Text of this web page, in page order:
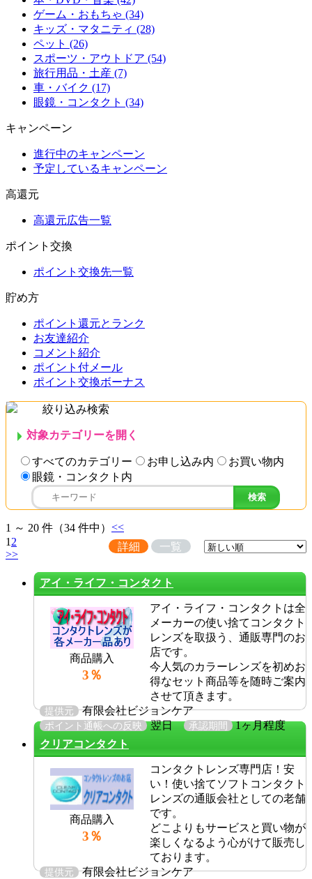
ゲーム・おもちゃ (34)
キッズ・マタニティ (28)
ペット (26)
スポーツ・アウトドア (54)
旅行用品・土産 (7)
車・バイク (17)
眼鏡・コンタクト (34)
キャンペーン
進行中のキャンペーン
予定しているキャンペーン
高還元
高還元広告一覧
ポイント交換
ポイント交換先一覧
貯め方
ポイント還元とランク
お友達紹介
コメント紹介
ポイント付メール
ポイント交換ボーナス
絞り込み検索
対象カテゴリーを開く
すべてのカテゴリー お申し込み内
お買い物内
眼鏡・コンタクト内
1 ～ 20 件（34 件中）
詳細
一覧
<<
1 2
>>
アイ・ライフ・コンタクト
商品購入
3％
アイ・ライフ・コンタクトは全
メーカーの使い捨てコンタクト
レンズを取扱う、通販専門のお
店です。
今人気のカラーレンズを初めお
得なセット商品等を随時ご案内
させて頂きます。
提供元 有限会社ビジョンケア
ポイント通帳への反映 翌日 承認期間
1ヶ月程度
クリアコンタクト
商品購入
3％
コンタクトレンズ専門店！安
い！使い捨てソフトコンタクト
レンズの通販会社としての老舗
です。
どこよりもサービスと買い物が
楽しくなるよう心がけて販売し
ております。
提供元 有限会社ビジョンケア